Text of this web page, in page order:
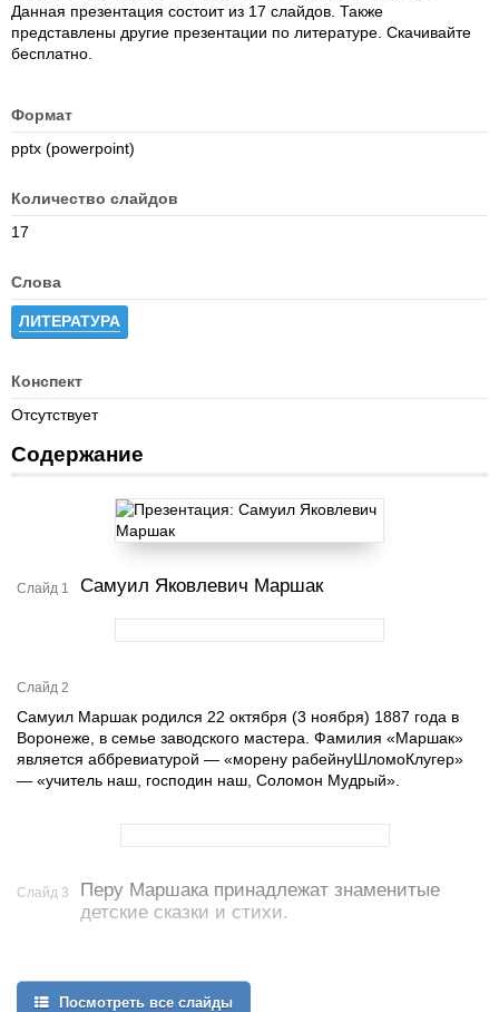
Данная презентация состоит из 17 слайдов. Также
представлены другие презентации по литературе. Скачивайте
бесплатно.
Формат
pptx (powerpoint)
Количество слайдов
17
Слова
ЛИТЕРАТУРА
Конспект
Отсутствует
Содержание
Слайд 1 Самуил Яковлевич Маршак
Слайд 2
Самуил Маршак родился 22 октября (3 ноября) 1887 года в
Воронеже, в семье заводского мастера. Фамилия «Маршак»
является аббревиатурой — «морену рабейнуШломоКлугер»
— «учитель наш, господин наш, Соломон Мудрый».
Слайд 3
Перу Маршака принадлежат знаменитые
детские сказки и стихи.
Посмотреть все слайды